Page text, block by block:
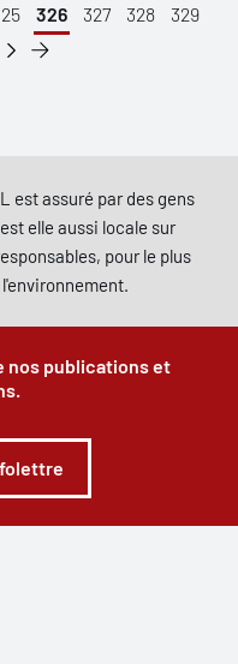
326 327 328
329
est assuré par des gens
elle aussi locale sur
pour le plus
nos publications et